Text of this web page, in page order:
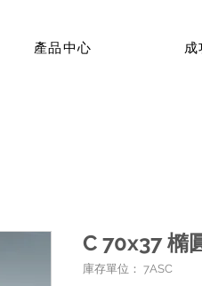
產品中心 成
C 70x37 橢
庫存單位： 7ASC